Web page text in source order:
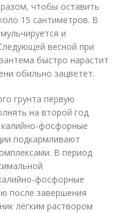
чтобы оставить
15 сантиметров. В
и
весной при
быстро нарастит
обильно зацветет.
грунта первую
на второй год
фосфорные
подкармливают
В период
фосфорные
после завершения
лёгким раствором